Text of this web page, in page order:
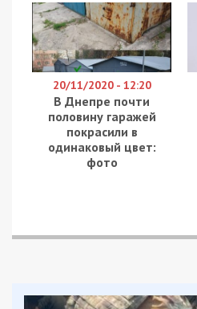
20/11/2020 - 12:20
В Днепре почти
половину гаражей
покрасили в
одинаковый цвет:
фото